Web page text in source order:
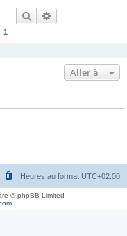
Rechercher
1
Aller à
Heures au format UTC+02:00
© phpBB Limited